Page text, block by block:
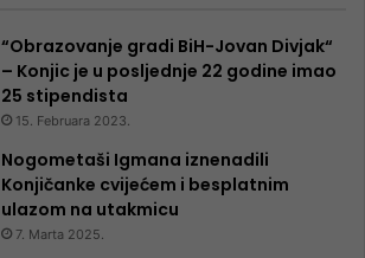
“Obrazovanje gradi BiH-Jovan Divjak“
– Konjic je u posljednje 22 godine imao
25 ​​stipendista
15. Februara 2023.
Nogometaši Igmana iznenadili
Konjičanke cvijećem i besplatnim
ulazom na utakmicu
7. Marta 2025.